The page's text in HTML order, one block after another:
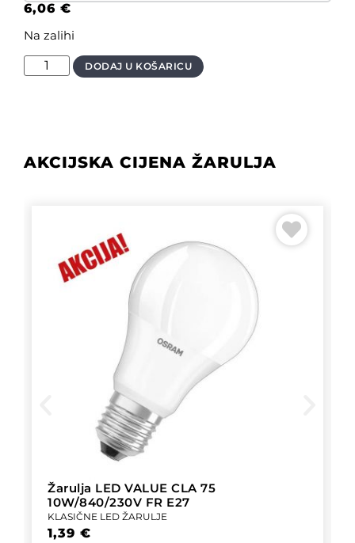
6,06 €
Na zalihi
DODAJ U KOŠARICU
AKCIJSKA CIJENA ŽARULJA
Žarulja LED VALUE CLA 75
10W/840/230V FR E27
KLASIČNE LED ŽARULJE
1,39 €